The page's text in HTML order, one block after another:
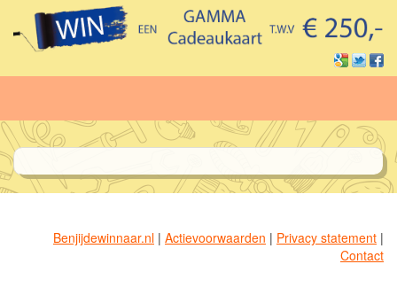
Benjijdewinnaar.nl | Actievoorwaarden | Privacy statement |
Contact